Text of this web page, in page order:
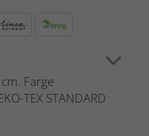
Farge
TEX STANDARD